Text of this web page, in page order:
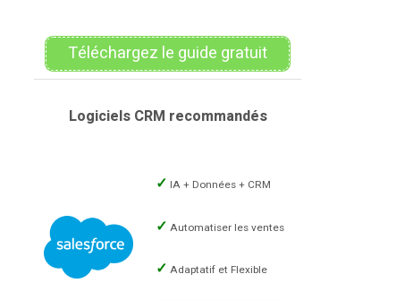
Téléchargez le guide gratuit
Logiciels CRM recommandés
IA + Données + CRM
Automatiser les ventes
Adaptatif et Flexible